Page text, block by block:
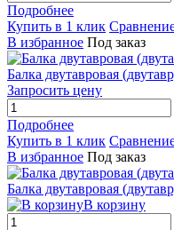
Подробнее
Купить в 1 клик
В избранное Под заказ
Балка двутавровая
Запросить цену
Подробнее
Купить в 1 клик
В избранное Под заказ
Балка двутавровая
В корзину